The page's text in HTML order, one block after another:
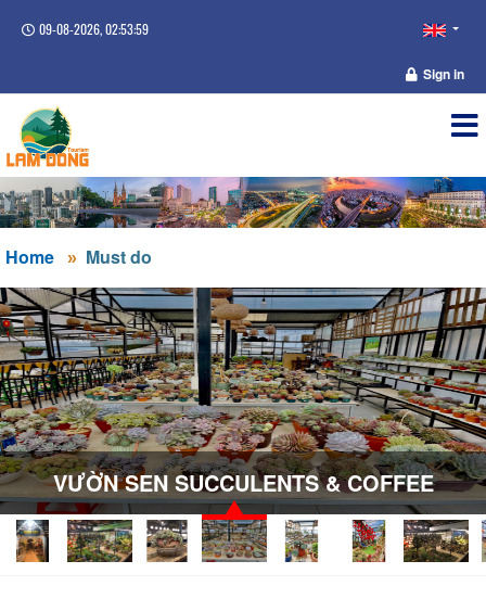
09-08-2026, 02:53:59
Sign in
Home Must do
VƯỜN SEN SUCCULENTS & COFFEE